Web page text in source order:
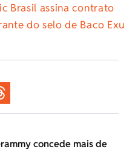
Brasil assina contrato
do selo de Baco Exu
concede mais de